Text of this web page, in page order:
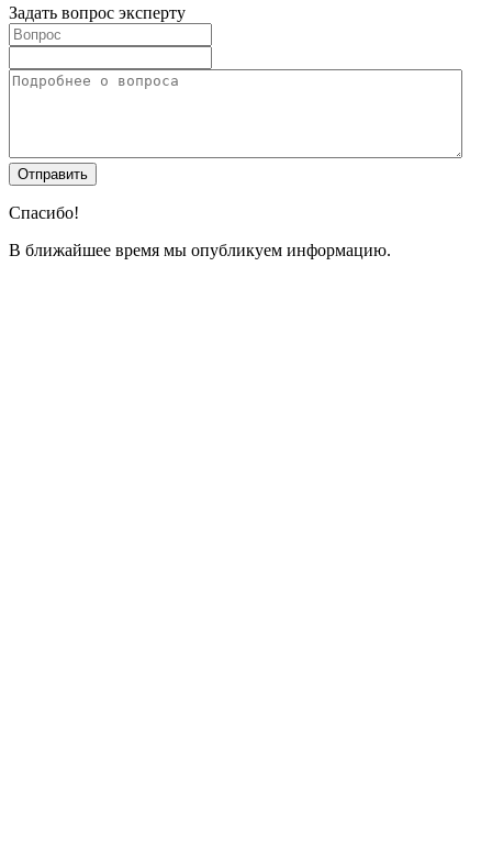
Задать вопрос эксперту
Спасибо!
В ближайшее время мы опубликуем информацию.